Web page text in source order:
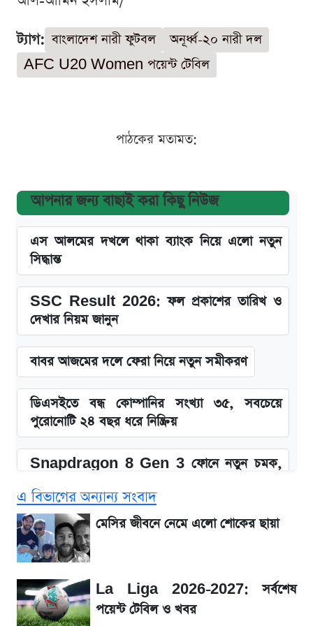
ট্যাগ: বাংলাদেশ নারী ফুটবল
অনূর্ধ্ব-২০ নারী দল
AFC U20 Women পয়েন্ট টেবিল
পাঠকের মতামত:
আপনার জন্য বাছাই করা কিছু নিউজ
এস আলমের দখলে থাকা ব্যাংক নিয়ে এলো নতুন
সিদ্ধান্ত
SSC Result 2026: ফল প্রকাশের তারিখ ও
দেখার নিয়ম জানুন
বাবর আজমের দলে ফেরা নিয়ে নতুন সমীকরণ
ডিএসইতে বন্ধ কোম্পানির সংখ্যা ৩৫, সবচেয়ে
পুরোনোটি ২৪ বছর ধরে নিষ্ক্রিয়
Snapdragon 8 Gen 3 ফোনে নতুন চমক,
SSC Result 2026: যে ৩ উপায়ে জানা যাবে
ফল
১৮০ দিনের মূল্যায়ন শেষে মন্ত্রিসভায় পরিবর্তন
এ বিভাগের অন্যান্য সংবাদ
মেসির জীবনে নেমে এলো শোকের ছায়া
La Liga 2026-2027: সর্বশেষ
পয়েন্ট টেবিল ও খবর